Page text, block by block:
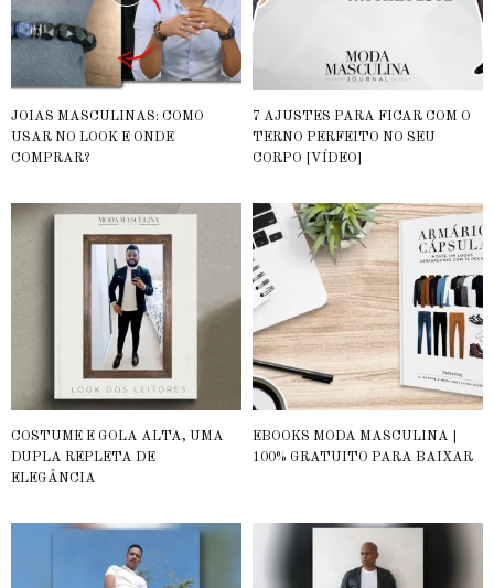
JOIAS MASCULINAS: COMO
USAR NO LOOK E ONDE
COMPRAR?
7 AJUSTES PARA FICAR COM O
TERNO PERFEITO NO SEU
CORPO [VÍDEO]
COSTUME E GOLA ALTA, UMA
DUPLA REPLETA DE
ELEGÂNCIA
EBOOKS MODA MASCULINA |
100% GRATUITO PARA BAIXAR